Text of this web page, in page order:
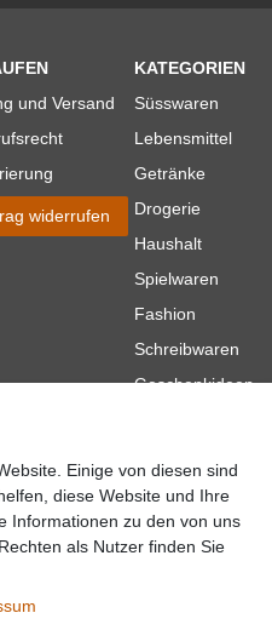
und Versand
widerrufen
KATEGORIEN
Süsswaren
Lebensmittel
Getränke
Drogerie
Haushalt
Spielwaren
Fashion
Schreibwaren
Geschenkideen
Topmarken
WIR AKZEPTIEREN
Einige von diesen sind
diese Website und Ihre
Informationen zu den von uns
als Nutzer finden Sie